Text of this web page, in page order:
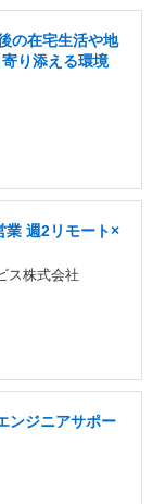
の在宅生活や地
り添える環境
業 週2リモート×
ス株式会社
ンジニアサポー